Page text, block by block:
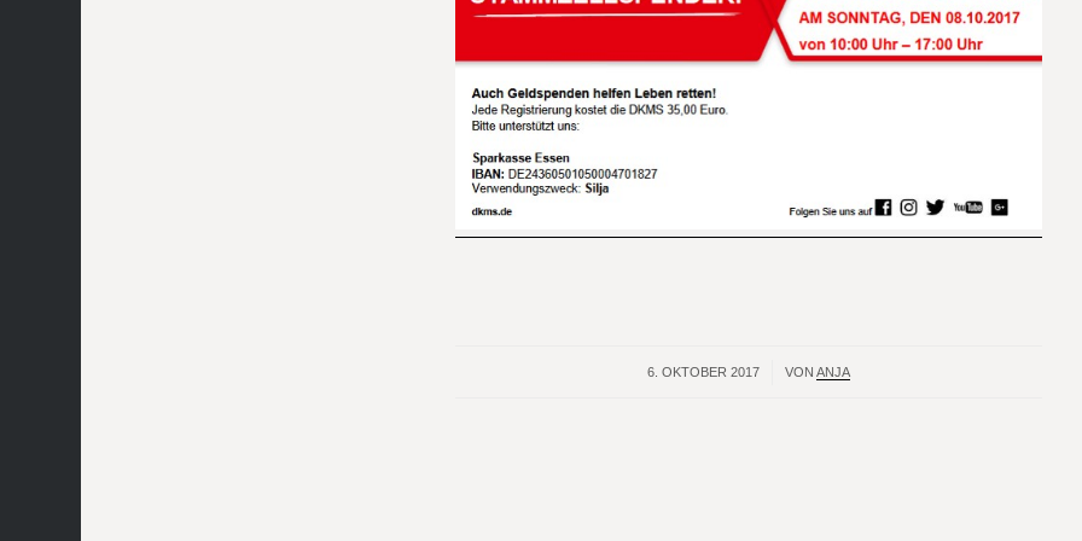
6. OKTOBER 2017
/ VONANJA